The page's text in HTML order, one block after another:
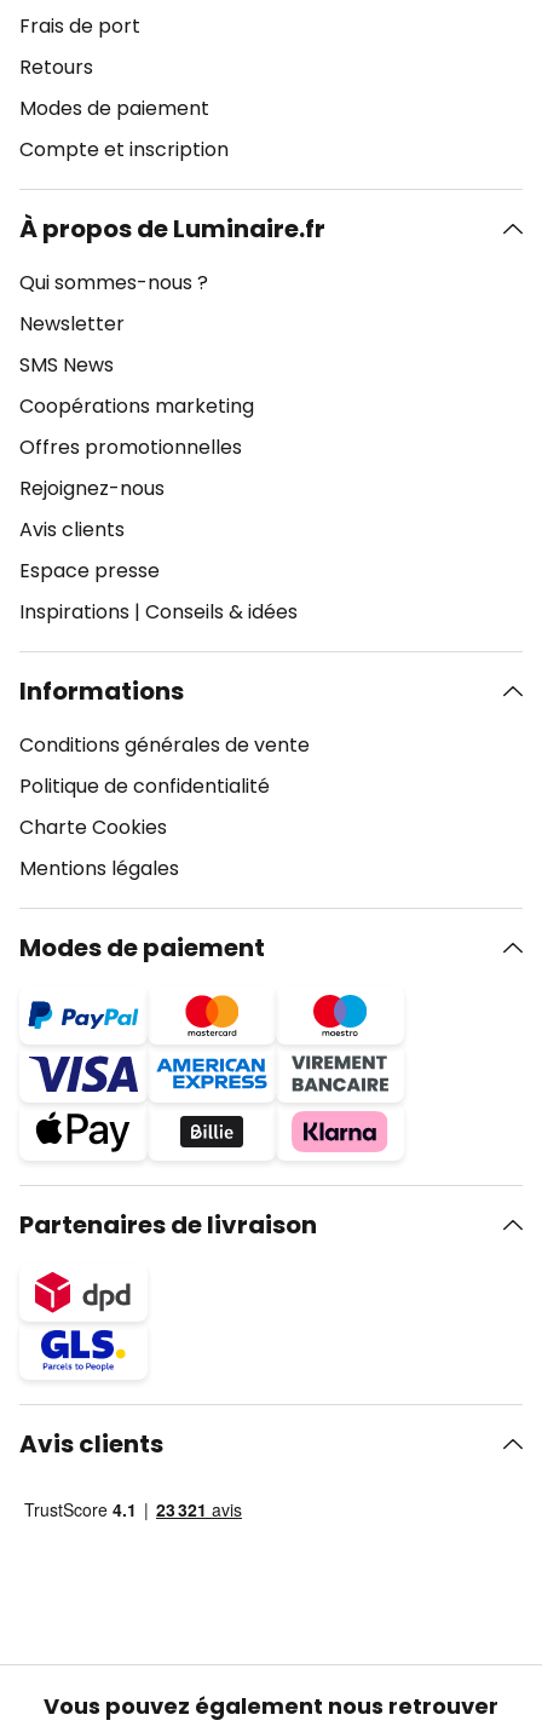
Frais de port
Retours
Modes de paiement
Compte et inscription
À propos de Luminaire.fr
Qui sommes-nous ?
Newsletter
SMS News
Coopérations marketing
Offres promotionnelles
Rejoignez-nous
Avis clients
Espace presse
Inspirations | Conseils & idées
Informations
Conditions générales de vente
Politique de confidentialité
Charte Cookies
Mentions légales
Modes de paiement
Partenaires de livraison
Avis clients
Vous pouvez également nous retrouver